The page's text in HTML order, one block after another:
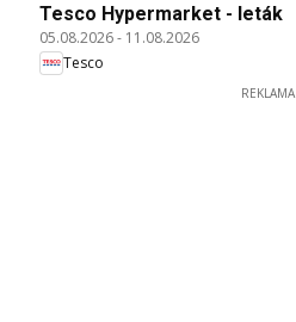
Tesco Hypermarket - leták
05.08.2026- 11.08.2026
Tesco
REKLAMA